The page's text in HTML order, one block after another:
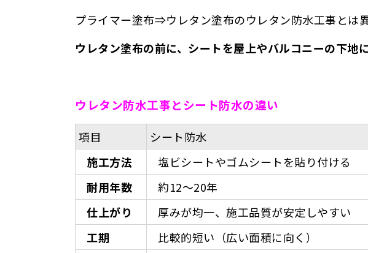
プライマー塗布⇒ウレタン塗布のウレタン防水工事とは異
ウレタン塗布の前に、シートを屋上やバルコニーの下地
ウレタン防水工事とシート防水の違い
項目 シート防水
施工方法
塩ビシートやゴムシートを貼り付ける
耐用年数
約12〜20年
仕上がり
厚みが均一、施工品質が安定しやすい
工期
比較的短い（広い面積に向く）